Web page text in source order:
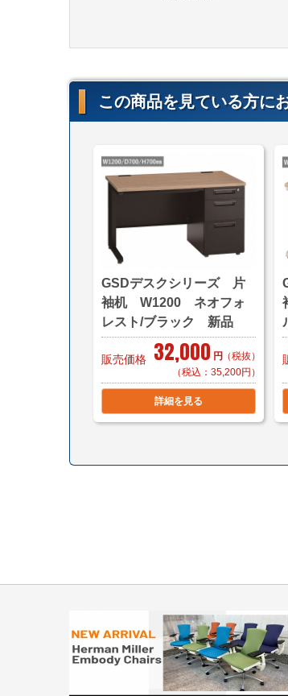
この商品を見ている方に
GSDデスクシリーズ 片
袖机 W1200 ネオフォ
レスト/ブラック 新品
販売価格 32,000 円 （税抜）
（税込：35,200円）
詳細を見る